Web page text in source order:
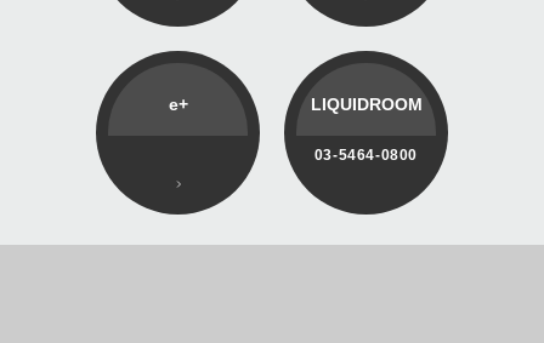
e+ LIQUIDROOM
03-5464-0800